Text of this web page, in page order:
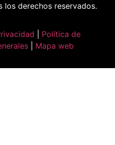
derechos reservados.
Política de
Mapa web